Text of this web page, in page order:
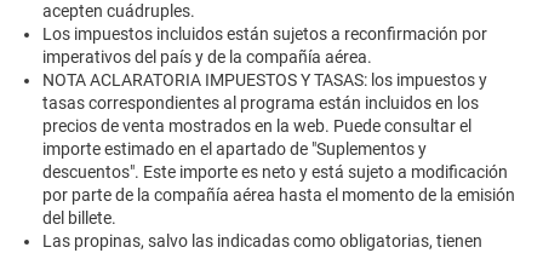
acepten cuádruples.
Los impuestos incluidos están sujetos a reconfirmación por
imperativos del país y de la compañía aérea.
NOTA ACLARATORIA IMPUESTOS Y TASAS: los impuestos y
tasas correspondientes al programa están incluidos en los
precios de venta mostrados en la web. Puede consultar el
importe estimado en el apartado de "Suplementos y
descuentos". Este importe es neto y está sujeto a modificación
por parte de la compañía aérea hasta el momento de la emisión
del billete.
Las propinas, salvo las indicadas como obligatorias, tienen